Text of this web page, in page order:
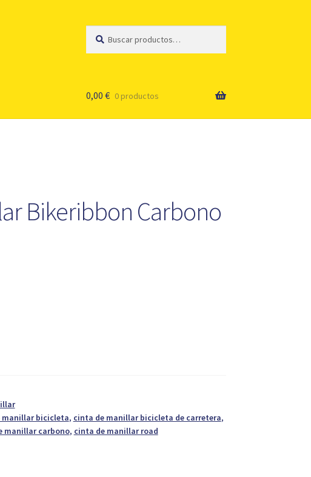
por:
0,00 € 0 productos
Bikeribbon Carbono
manillar bicicleta, cinta de manillar bicicleta de carretera,
manillar carbono, cinta de manillar road